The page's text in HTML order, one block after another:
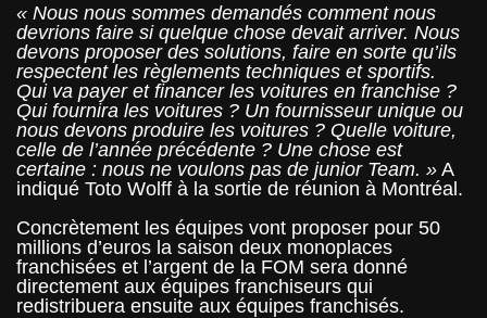
« Nous nous sommes demandés comment nous
devrions faire si quelque chose devait arriver. Nous
devons proposer des solutions, faire en sorte qu’ils
respectent les règlements techniques et sportifs.
Qui va payer et financer les voitures en franchise ?
Qui fournira les voitures ? Un fournisseur unique ou
nous devons produire les voitures ? Quelle voiture,
celle de l’année précédente ? Une chose est
certaine : nous ne voulons pas de junior Team. » A
indiqué Toto Wolff à la sortie de réunion à Montréal.
Concrètement les équipes vont proposer pour 50
millions d’euros la saison deux monoplaces
franchisées et l’argent de la FOM sera donné
directement aux équipes franchiseurs qui
redistribuera ensuite aux équipes franchisés.